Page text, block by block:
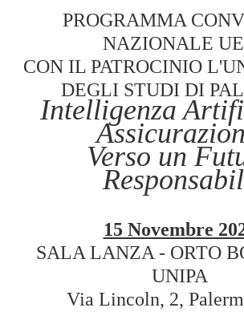
PROGRAMMA
NAZIONALE
CON IL PATROCINIO
DEGLI STUDI DI
Intelligenza
Verso un
15 Novembre
SALA LANZA - ORTO
UNIPA
Via Lincoln, 2,